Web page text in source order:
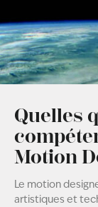
Quelles
Motion
Le motion
artistiques et